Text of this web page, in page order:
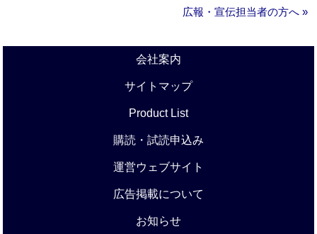
広報・宣伝担当者の方へ »
会社案内
サイトマップ
Product List
購読・試読申込み
運営ウェブサイト
広告掲載について
お知らせ